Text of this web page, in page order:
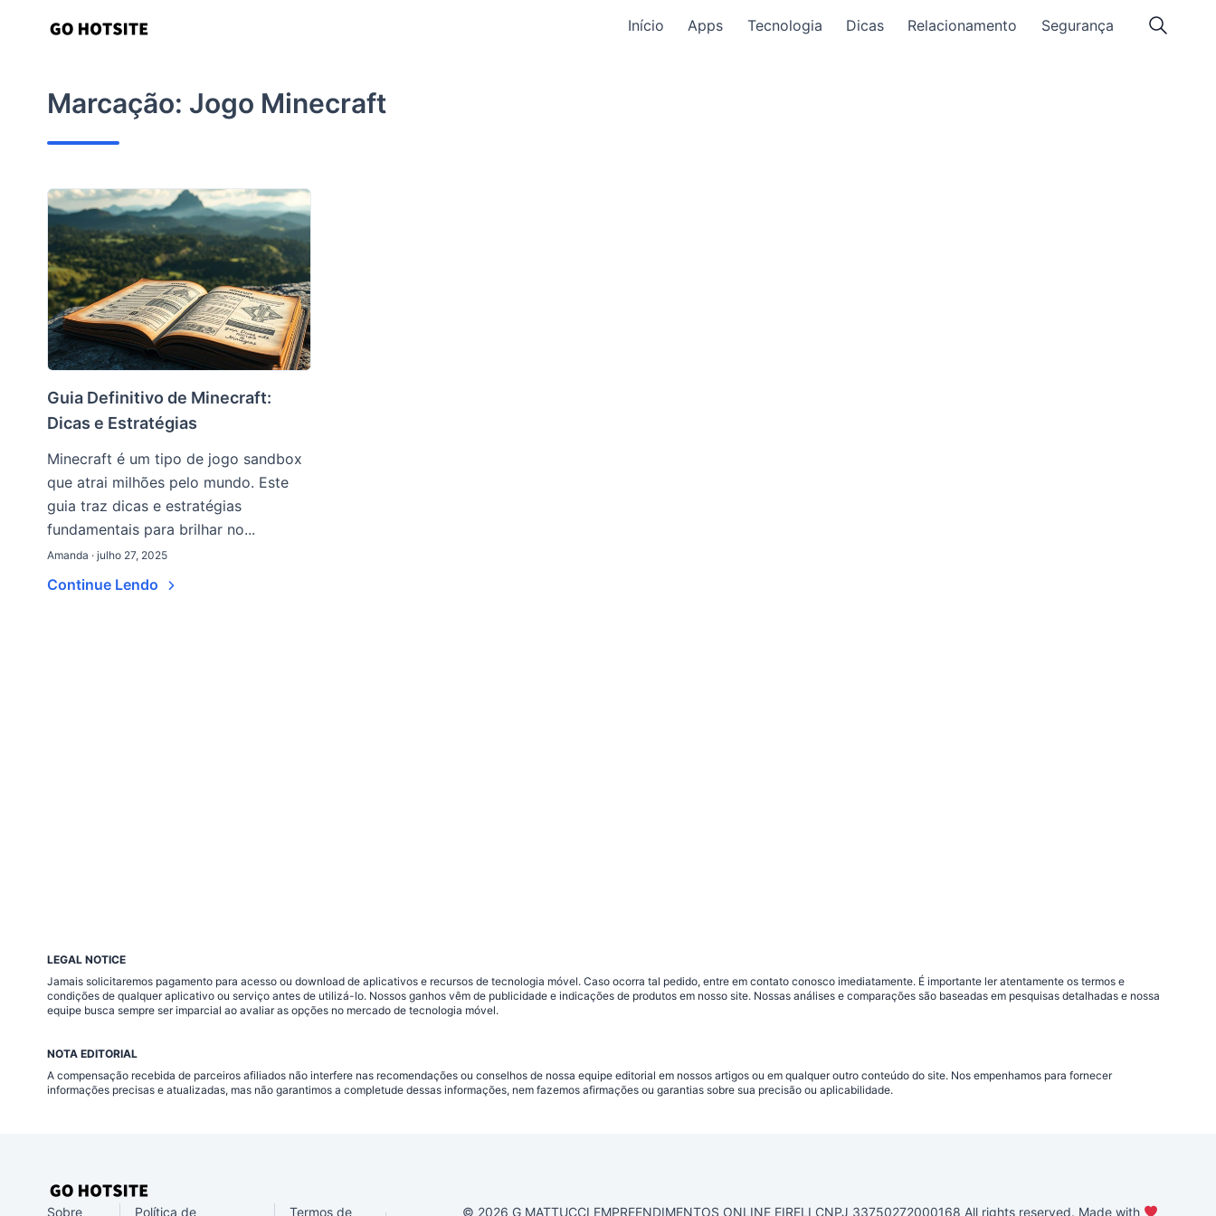
conteúdo
Início Apps Tecnologia Dicas Relacionamento Segurança
Marcação: Jogo Minecraft
Guia Definitivo de Minecraft:
Dicas e Estratégias
Minecraft é um tipo de jogo sandbox
que atrai milhões pelo mundo. Este
guia traz dicas e estratégias
fundamentais para brilhar no...
Amanda · julho 27, 2025
Continue Lendo
LEGAL NOTICE
Jamais solicitaremos pagamento para acesso ou download de aplicativos e recursos de tecnologia móvel. Caso ocorra tal pedido, entre em contato conosco imediatamente. É importante ler atentamente os termos e
condições de qualquer aplicativo ou serviço antes de utilizá-lo. Nossos ganhos vêm de publicidade e indicações de produtos em nosso site. Nossas análises e comparações são baseadas em pesquisas detalhadas e nossa
equipe busca sempre ser imparcial ao avaliar as opções no mercado de tecnologia móvel.
NOTA EDITORIAL
A compensação recebida de parceiros afiliados não interfere nas recomendações ou conselhos de nossa equipe editorial em nossos artigos ou em qualquer outro conteúdo do site. Nos empenhamos para fornecer
informações precisas e atualizadas, mas não garantimos a completude dessas informações, nem fazemos afirmações ou garantias sobre sua precisão ou aplicabilidade.
Sobre Política de Termos de © 2026 G MATTUCCI EMPREENDIMENTOS ONLINE EIRELI CNPJ 33750272000168 All rights reserved. Made with